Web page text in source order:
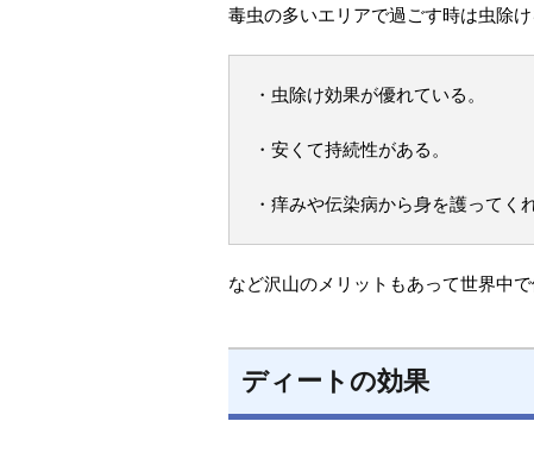
毒虫の多いエリアで過ごす時は虫除
・虫除け効果が優れている。
・安くて持続性がある。
・痒みや伝染病から身を護ってく
など沢山のメリットもあって世界中
ディートの効果